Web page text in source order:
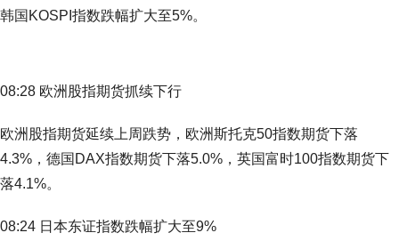
韩国KOSPI指数跌幅扩大至5%。
08:28 欧洲股指期货抓续下行
欧洲股指期货延续上周跌势，欧洲斯托克50指数期货下落
4.3%，德国DAX指数期货下落5.0%，英国富时100指数期货下
落4.1%。
08:24 日本东证指数跌幅扩大至9%